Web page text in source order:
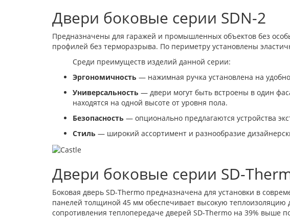
Двери боковые серии SDN-2
Предназначены для гаражей и промышленных объектов без
профилей без терморазрыва. По периметру установлены
Среди преимуществ изделий данной серии:
Эргономичность — нажимная ручка установлена на
Универсальность — двери могут быть встроены в один
находятся на одной высоте от уровня пола.
Безопасность — опционально предлагаются устройства
Стиль — широкий ассортимент и разнообразие
Двери боковые серии SD-
Боковая дверь SD-Thermo предназначена для установки в
панелей толщиной 45 мм обеспечивает высокую
сопротивления теплопередаче дверей SD-Thermo на 39% выше